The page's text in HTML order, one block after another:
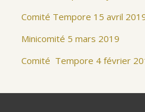
Comité Tempore 15 avril
Minicomité 5 mars 2019
Comité Tempore 4 février